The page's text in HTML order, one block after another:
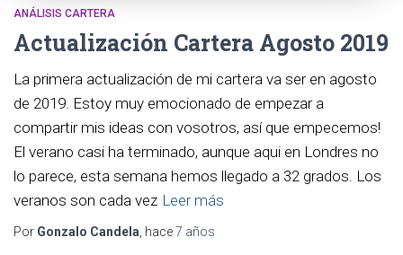
ANÁLISIS CARTERA
Actualización Cartera Agosto 2019
La primera actualización de mi cartera va ser en agosto
de 2019. Estoy muy emocionado de empezar a
compartir mis ideas con vosotros, así que empecemos!
El verano casi ha terminado, aunque aqui en Londres no
lo parece, esta semana hemos llegado a 32 grados. Los
veranos son cada vez Leer más
Por Gonzalo Candela , hace7 años